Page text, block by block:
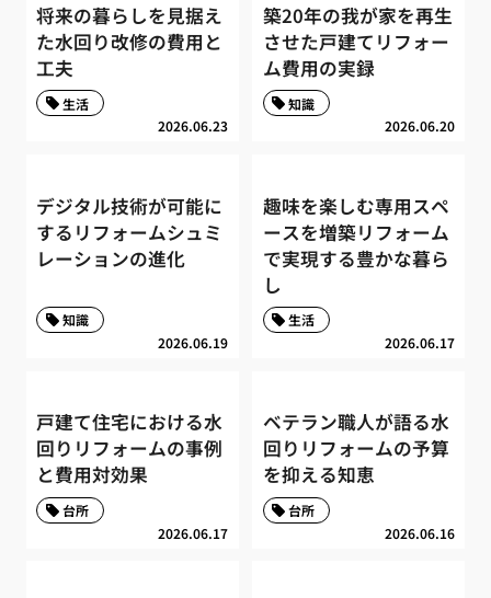
将来の暮らしを見据え
た水回り改修の費用と
工夫
2026.06.23
生活
築20年の我が家を再生
させた戸建てリフォー
ム費用の実録
2026.06.20
知識
デジタル技術が可能に
するリフォームシュミ
レーションの進化
2026.06.19
知識
趣味を楽しむ専用スペ
ースを増築リフォーム
で実現する豊かな暮ら
し
2026.06.17
生活
戸建て住宅における水
回りリフォームの事例
と費用対効果
2026.06.17
台所
ベテラン職人が語る水
回りリフォームの予算
を抑える知恵
2026.06.16
台所